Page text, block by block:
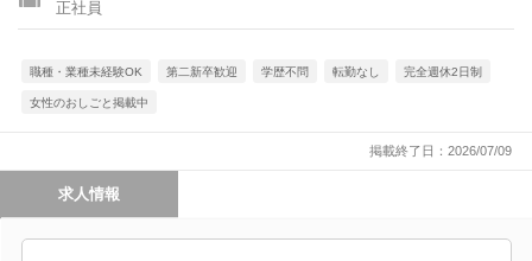
正社員
職種・業種未経験OK 第二新卒歓迎 学歴不問 転勤なし 完全週休2日制
女性のおしごと掲載中
掲載終了日：2026/07/09
求人情報